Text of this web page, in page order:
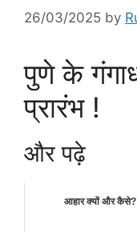
26/03/2025 by
पुणे के
प्रारंभ !
और पढ़े
आहार क्यों और कैसे?